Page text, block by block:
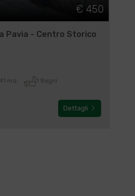
€ 450
a Pavia - Centro Storico
41 mq 1 Bagni
Dettagli